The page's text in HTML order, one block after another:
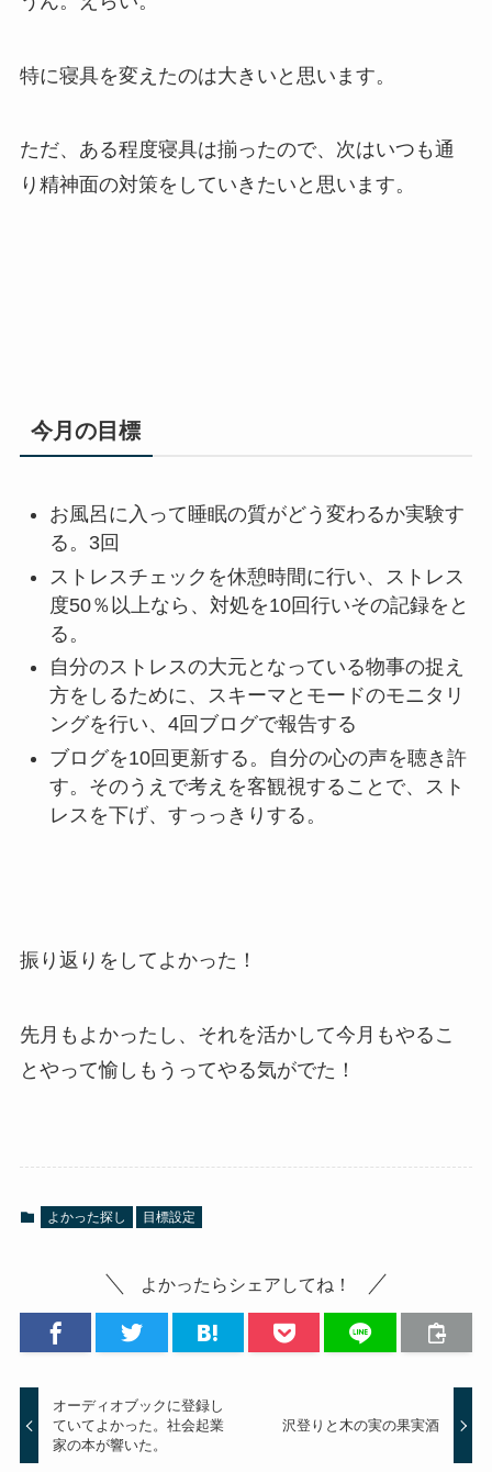
特に寝具を変えたのは大きいと思います。
ただ、ある程度寝具は揃ったので、次はいつも通
り精神面の対策をしていきたいと思います。
今月の目標
お風呂に入って睡眠の質がどう変わるか実験す
る。3回
ストレスチェックを休憩時間に行い、ストレス
度50％以上なら、対処を10回行いその記録をと
る。
自分のストレスの大元となっている物事の捉え
方をしるために、スキーマとモードのモニタリ
ングを行い、4回ブログで報告する
ブログを10回更新する。自分の心の声を聴き許
す。そのうえで考えを客観視することで、スト
レスを下げ、すっっきりする。
振り返りをしてよかった！
先月もよかったし、それを活かして今月もやるこ
とやって愉しもうってやる気がでた！
よかった探し 目標設定
よかったらシェアしてね！
オーディオブックに登録し
ていてよかった。社会起業
家の本が響いた。
沢登りと木の実の果実酒